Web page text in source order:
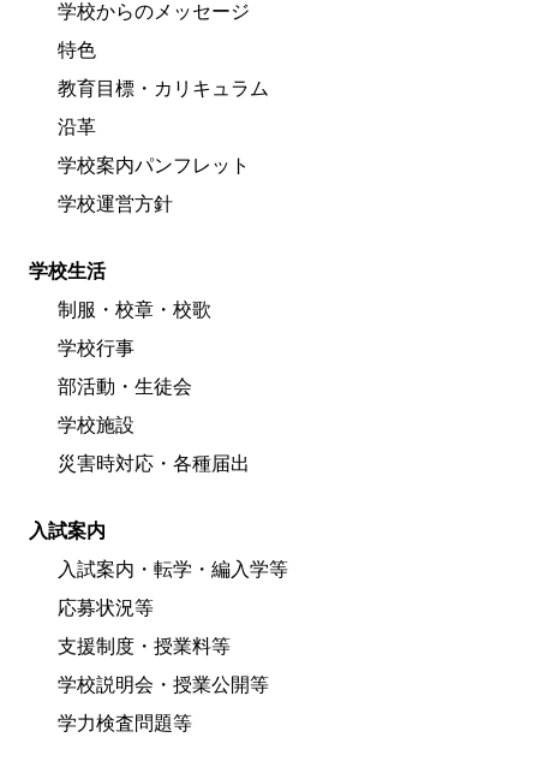
学校からのメッセージ
特色
教育目標・カリキュラム
沿革
学校案内パンフレット
学校運営方針
学校生活
制服・校章・校歌
学校行事
部活動・生徒会
学校施設
災害時対応・各種届出
入試案内
入試案内・転学・編入学等
応募状況等
支援制度・授業料等
学校説明会・授業公開等
学力検査問題等